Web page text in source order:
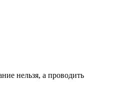
нельзя, а проводить